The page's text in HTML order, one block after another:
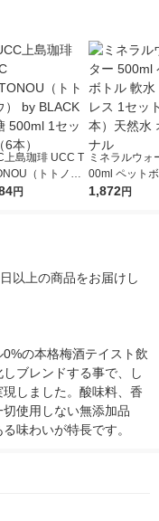
上島珈琲 UCC T
（トトノ
by BLACK無糖 5
円
ミネラルウォ
00ml ペット
水 ラベルレ
1,872円
以上の商品をお届けし
の本格梅酒テイスト飲
ブレンドする事で、し
しました。酸味料、香
使用しない無添加品
味わいが特長です。